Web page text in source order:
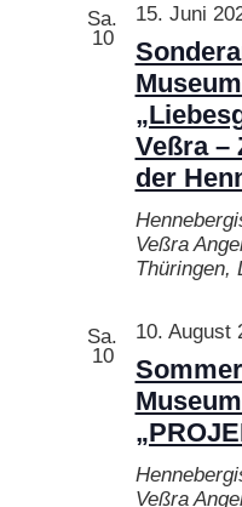
Sa.
10
Veßra –
der
15. Juni
Veßra
Thüringen,
Sa.
10
10. August
Veßra